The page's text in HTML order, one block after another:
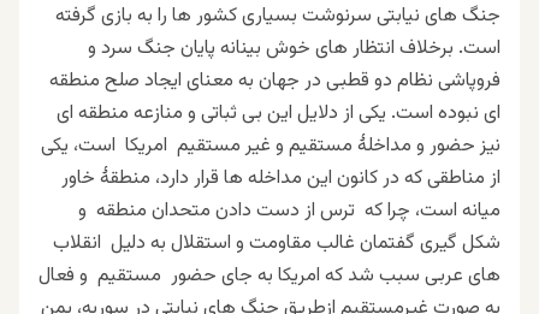
جنگ های نیابتی سرنوشت بسیاری کشور ها را به بازی گرفته
است. برخلاف انتظار های خوش بینانه پایان جنگ سرد و
فروپاشی نظام دو قطبی در جهان به معنای ایجاد صلح منطقه
ای نبوده است. یکی از دلایل این بی ثباتی و منازعه منطقه ای
نیز حضور و مداخلۀ مستقیم و غیر مستقیم امریکا است، یکی
از مناطقی که در کانون این مداخله ها قرار دارد، منطقۀ خاور
میانه است، چرا که ترس از دست دادن متحدان منطقه و
شکل گیری گفتمان غالب مقاومت و استقلال به دلیل انقلاب
های عربی سبب شد که امریکا به جای حضور مستقیم و فعال